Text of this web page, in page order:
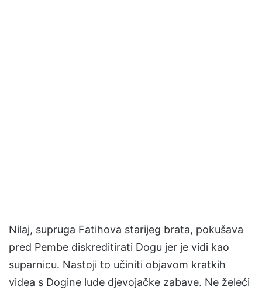
Nilaj, supruga Fatihova starijeg brata, pokušava
pred Pembe diskreditirati Dogu jer je vidi kao
suparnicu. Nastoji to učiniti objavom kratkih
videa s Dogine lude djevojačke zabave. Ne želeći